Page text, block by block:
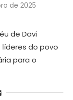
de 2025
de Davi
líderes do povo
para o